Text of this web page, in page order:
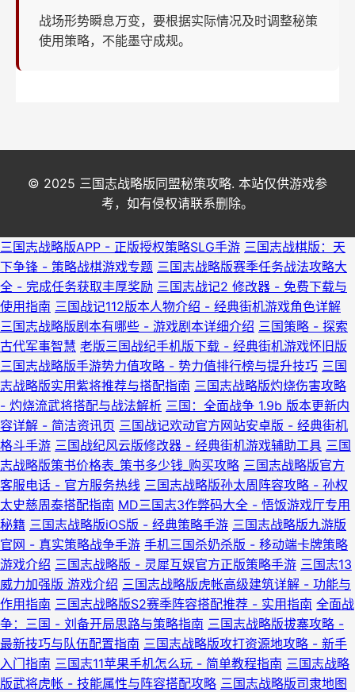
战场形势瞬息万变，要根据实际情况及时调整秘策
使用策略，不能墨守成规。
© 2025 三国志战略版同盟秘策攻略. 本站仅供游戏参
考，如有侵权请联系删除。
三国志战略版APP - 正版授权策略SLG手游 三国志战棋版：天
下争锋 - 策略战棋游戏专题 三国志战略版赛季任务战法攻略大
全 - 完成任务获取丰厚奖励 三国志战记2 修改器 - 免费下载与
使用指南 三国战记112版本人物介绍 - 经典街机游戏角色详解
三国志战略版剧本有哪些 - 游戏剧本详细介绍 三国策略 - 探索
古代军事智慧 老版三国战纪手机版下载 - 经典街机游戏怀旧版
三国志战略版手游势力值攻略 - 势力值排行榜与提升技巧 三国
志战略版实用紫将推荐与搭配指南 三国志战略版灼烧伤害攻略
- 灼烧流武将搭配与战法解析 三国：全面战争 1.9b 版本更新内
容详解 - 简洁资讯页 三国战记欢动官方网站安卓版 - 经典街机
格斗手游 三国战纪风云版修改器 - 经典街机游戏辅助工具 三国
志战略版策书价格表_策书多少钱_购买攻略 三国志战略版官方
客服电话 - 官方服务热线 三国志战略版孙太周阵容攻略 - 孙权
太史慈周泰搭配指南 MD三国志3作弊码大全 - 悟饭游戏厅专用
秘籍 三国志战略版iOS版 - 经典策略手游 三国志战略版九游版
官网 - 真实策略战争手游 手机三国杀奶杀版 - 移动端卡牌策略
游戏介绍 三国志战略版 - 灵犀互娱官方正版策略手游 三国志13
威力加强版 游戏介绍 三国志战略版虎帐高级建筑详解 - 功能与
作用指南 三国志战略版S2赛季阵容搭配推荐 - 实用指南 全面战
争：三国 - 刘备开局思路与策略指南 三国志战略版拔寨攻略 -
最新技巧与队伍配置指南 三国志战略版攻打资源地攻略 - 新手
入门指南 三国志11苹果手机怎么玩 - 简单教程指南 三国志战略
版武将虎帐 - 技能属性与阵容搭配攻略 三国志战略版司隶地图